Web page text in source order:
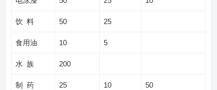
饮 料 50 25
食用油 10 5
水 族 200
制 药 25 10 50